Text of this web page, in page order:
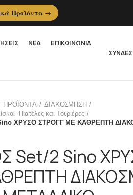
ΝΕΑ ΕΠΙΚΟΙΝΩΝΙΑ
ΠΡΟΪΟΝΤΑ
ΔΙΑΚΟΣΜΗΣΗ
Πιατέλες και Τουριέρες
ΧΡΥΣΟ ΣΤΡΟΓΓ ΜΕ ΚΑΘΡΕΠΤΗ
Set/2 Sino
Προϊόντα →